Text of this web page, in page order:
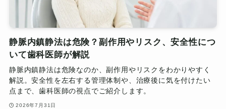
静脈内鎮静法は危険？副作用やリスク、安全性につ
いて歯科医師が解説
静脈内鎮静法は危険なのか、副作用やリスクをわかりやすく
解説。安全性を左右する管理体制や、治療後に気を付けたい
点まで、歯科医師の視点でご紹介します。
2026年7月31日